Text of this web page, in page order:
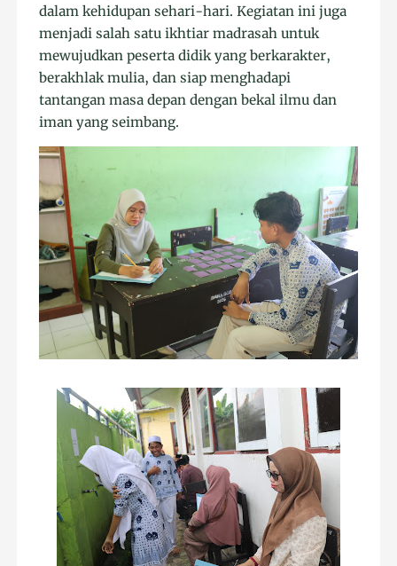
dalam kehidupan sehari-hari. Kegiatan ini juga
menjadi salah satu ikhtiar madrasah untuk
mewujudkan peserta didik yang berkarakter,
berakhlak mulia, dan siap menghadapi
tantangan masa depan dengan bekal ilmu dan
iman yang seimbang.